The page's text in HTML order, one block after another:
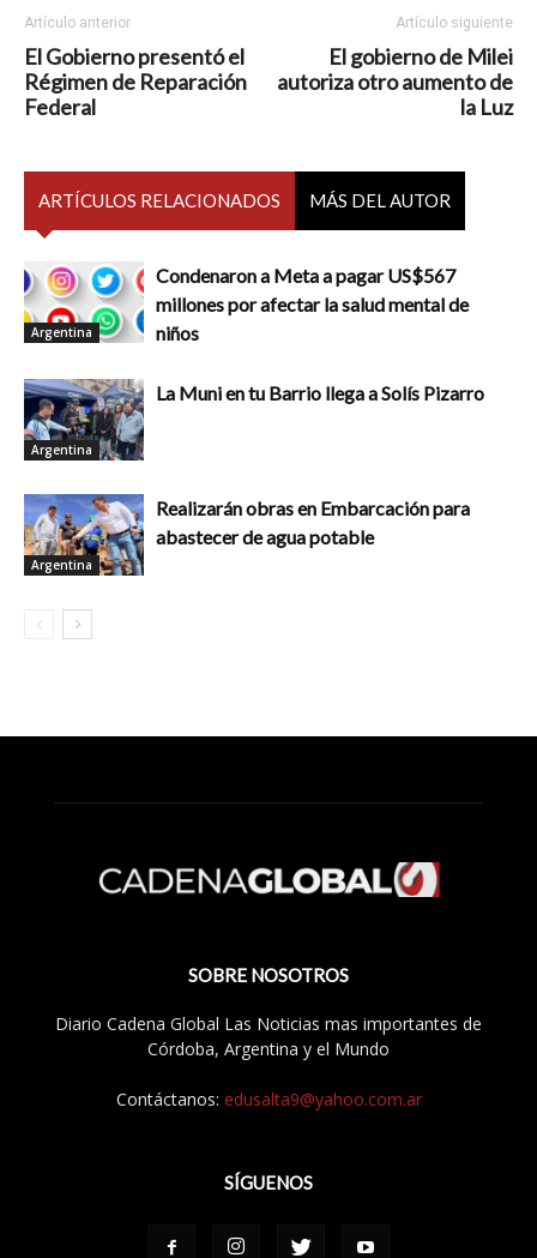
Artículo anterior
El Gobierno presentó el
Régimen de Reparación
Federal
Artículo siguiente
El gobierno de Milei
autoriza otro aumento de
la Luz
ARTÍCULOS RELACIONADOS MÁS DEL AUTOR
Argentina
Condenaron a Meta a pagar US$567
millones por afectar la salud mental de
niños
Argentina
La Muni en tu Barrio llega a Solís Pizarro
Argentina
Realizarán obras en Embarcación para
abastecer de agua potable
SOBRE NOSOTROS
Diario Cadena Global Las Noticias mas importantes de
Córdoba, Argentina y el Mundo
Contáctanos: edusalta9@yahoo.com.ar
SÍGUENOS